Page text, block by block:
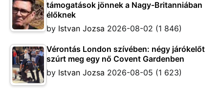
támogatások jönnek a Nagy-Britanniában
élőknek
by Istvan Jozsa 2026-08-02 (1 846)
Vérontás London szívében: négy járókelőt
szúrt meg egy nő Covent Gardenben
by Istvan Jozsa 2026-08-05 (1 623)